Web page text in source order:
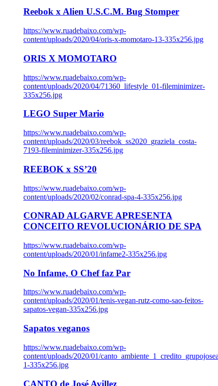
Reebok x Alien U.S.C.M. Bug Stomper
https://www.ruadebaixo.com/wp-
content/uploads/2020/04/oris-x-momotaro-13-335x256.jpg
ORIS X MOMOTARO
https://www.ruadebaixo.com/wp-
content/uploads/2020/04/71360_lifestyle_01-fileminimizer-
335x256.jpg
LEGO Super Mario
https://www.ruadebaixo.com/wp-
content/uploads/2020/03/reebok_ss2020_graziela_costa-
7193-fileminimizer-335x256.jpg
REEBOK x SS’20
https://www.ruadebaixo.com/wp-
content/uploads/2020/02/conrad-spa-4-335x256.jpg
CONRAD ALGARVE APRESENTA
CONCEITO REVOLUCIONÁRIO DE SPA
https://www.ruadebaixo.com/wp-
content/uploads/2020/01/infame2-335x256.jpg
No Infame, O Chef faz Par
https://www.ruadebaixo.com/wp-
content/uploads/2020/01/tenis-vegan-rutz-como-sao-feitos-
sapatos-vegan-335x256.jpg
Sapatos veganos
https://www.ruadebaixo.com/wp-
content/uploads/2020/01/
1-335x256.jpg
CANTO de José Avillez